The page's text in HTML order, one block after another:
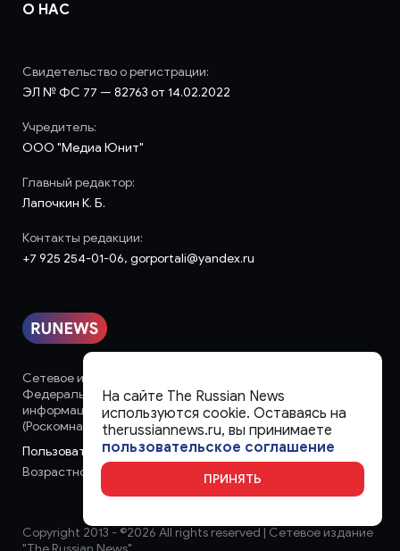
О НАС
Сетевое издание «runews» (18+) зарегистрировано в
Федеральной службе по надзору в сфере связи,
информационных технологий и массовых коммуникаций
(Роскомнадзор)
Пользовательское соглашение
Возрастное ограничение:
Свидетельство о регистрации:
ЭЛ № ФС 77 — 82763 от 14.02.2022
Учредитель:
ООО "Медиа Юнит"
Главный редактор:
Лапочкин К. Б.
Контакты редакции:
+7 925 254-01-06, gorportali@yandex.ru
Copyright 2013 - ©2026 All rights reserved | Сетевое издание
На сайте The Russian News
используются cookie. Оставаясь на
therussiannews.ru, вы принимаете
пользовательское соглашение
ПРИНЯТЬ